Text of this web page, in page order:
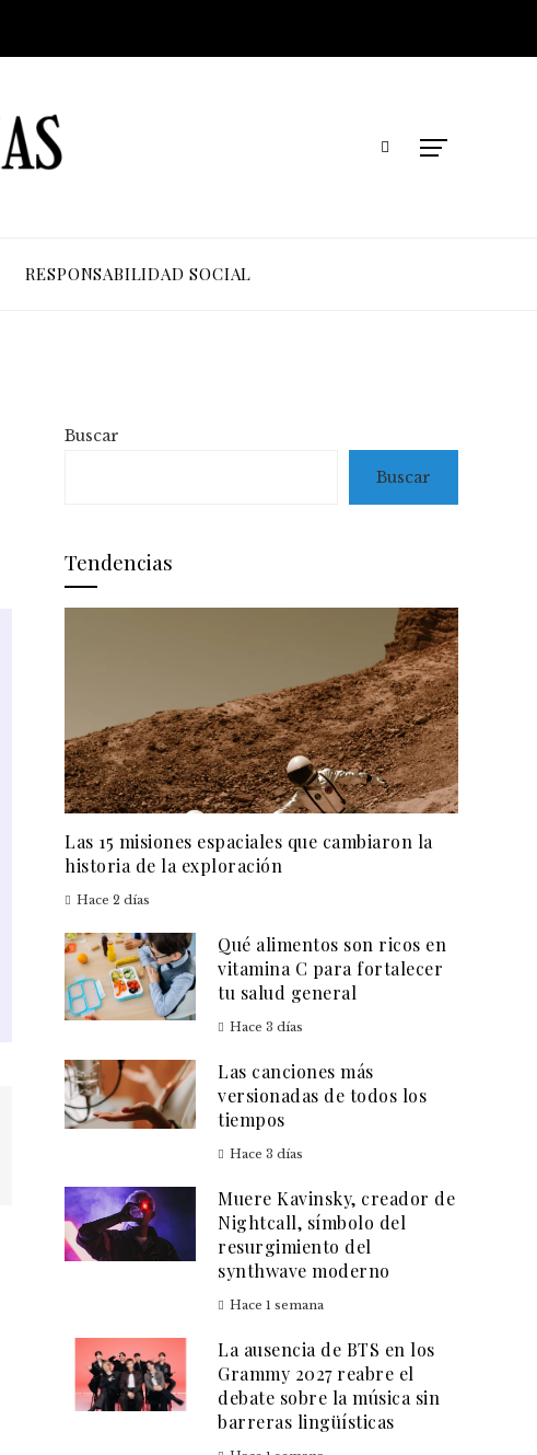
RESPONSABILIDAD SOCIAL
Buscar
Buscar
Tendencias
Las 15 misiones espaciales que cambiaron la
historia de la exploración
Hace 2 días
Qué alimentos son ricos en
vitamina C para fortalecer
tu salud general
Hace 3 días
Las canciones más
versionadas de todos los
tiempos
Hace 3 días
Muere Kavinsky, creador de
Nightcall, símbolo del
resurgimiento del
synthwave moderno
Hace 1 semana
La ausencia de BTS en los
Grammy 2027 reabre el
debate sobre la música sin
barreras lingüísticas